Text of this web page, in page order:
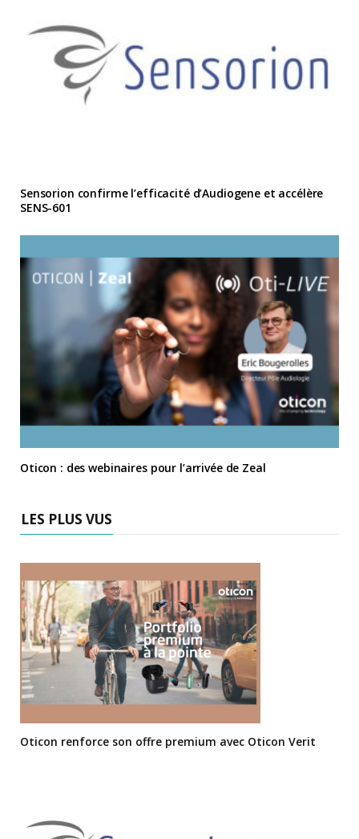
Sensorion confirme l’efficacité d’Audiogene et accélère
SENS-601
Oticon : des webinaires pour l’arrivée de Zeal
LES PLUS VUS
Oticon renforce son offre premium avec Oticon Verit